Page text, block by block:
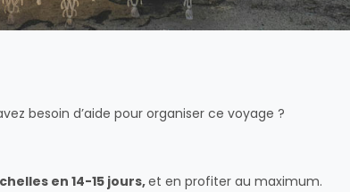
besoin d’aide pour organiser ce voyage ?
en 14-15 jours,et en profiter au maximum.